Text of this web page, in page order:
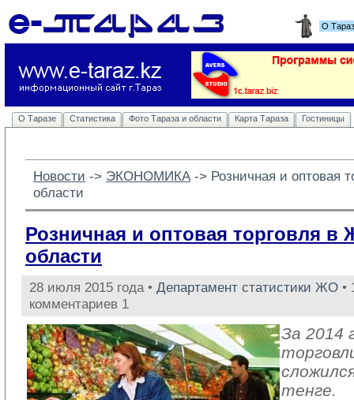
О
О Таразе Статистика Фото Тараза и области Карта Тараза Гостиницы
Новости -> ЭКОНОМИКА -> Розничная и оптовая
области
Розничная и оптовая торговля
области
28 июля 2015 года • Департамент статистики ЖО •
комментариев 1
За 2014
тенге.